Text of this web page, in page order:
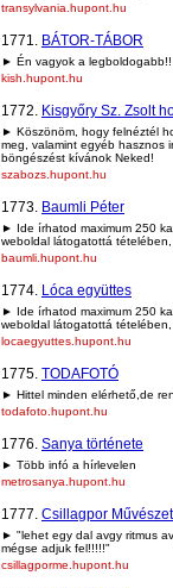
transylvania.hupont.hu
1771. BÁTOR-TÁBOR
► Én vagyok a legboldogabb!!
kish.hupont.hu
1772. Kisgyőry Sz. Zsolt
► Köszönöm, hogy felnéztél
meg, valamint egyéb hasznos
böngészést kívánok Neked!
szabozs.hupont.hu
1773. Baumli Péter
► Ide írhatod maximum 250
weboldal látogatottá
baumli.hupont.hu
1774. Lóca együttes
► Ide írhatod maximum 250
weboldal látogatottá
locaegyuttes.hupont.hu
1775. TODAFOTÓ
► Hittel minden elérhető,de
todafoto.hupont.hu
1776. Sanya története
► Több infó a hírlevelen
metrosanya.hupont.hu
1777. Csillagpor
► "lehet egy dal avgy ritmus
mégse adjuk fel!!!!!"
csillagporme.hupont.hu